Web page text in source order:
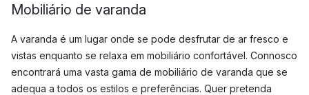
Mobiliário de varanda
A varanda é um lugar onde se pode desfrutar de ar fresco e
vistas enquanto se relaxa em mobiliário confortável. Connosco
encontrará uma vasta gama de mobiliário de varanda que se
adequa a todos os estilos e preferências. Quer pretenda